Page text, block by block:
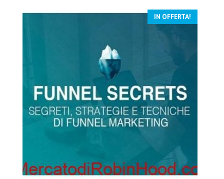
IN OFFERTA!